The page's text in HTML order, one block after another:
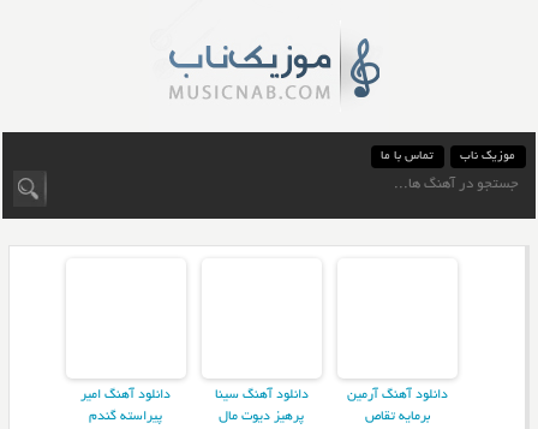
موزیک ناب تماس با ما
دانلود آهنگ آرمین
برمایه تقاص
دانلود آهنگ سینا
پرهیز دیوت مال
دانلود آهنگ امیر
پیراسته گندم